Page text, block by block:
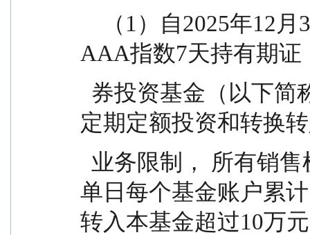
AAA指数7天持有期证
定期定额投资和转换
单日每个基金账户累
转入本基金超过10万